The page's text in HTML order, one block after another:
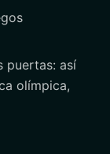
puertas: así
olímpica,